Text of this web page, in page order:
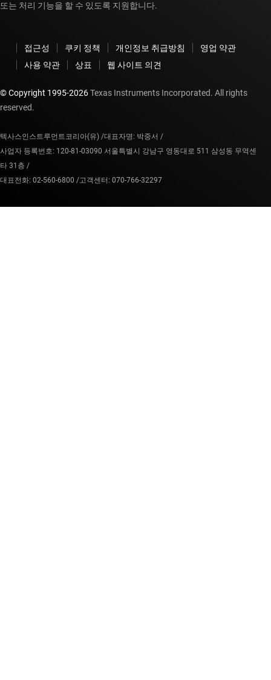
또는 처리 기능을 할 수 있도록 지원합니다.
접근성 쿠키 정책 개인정보 취급방침
영업 약관
사용 약관
상표 웹 사이트 의견
© Copyright 1995-2026Texas Instruments Incorporated. All rights
reserved.
텍사스인스트루먼트코리아(유) /대표자명: 박중서 /
사업자 등록번호: 120-81-03090 서울특별시 강남구 영동대로 511 삼성동 무역센
타 31층 /
대표전화: 02-560-6800 /고객센터: 070-766-32297